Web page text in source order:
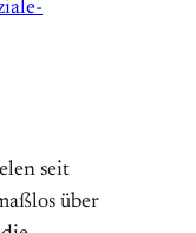
seit
über